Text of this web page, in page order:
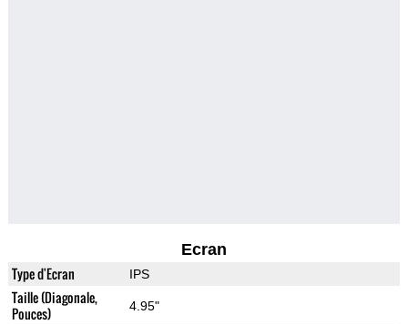
Ecran
Type d'Ecran IPS
Taille (Diagonale,
Pouces)
4.95"